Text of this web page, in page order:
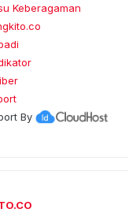
Keberagaman
By